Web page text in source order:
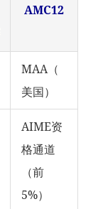
AMC12
MAA（
美国）
AIME资
格通道
（前
5%）